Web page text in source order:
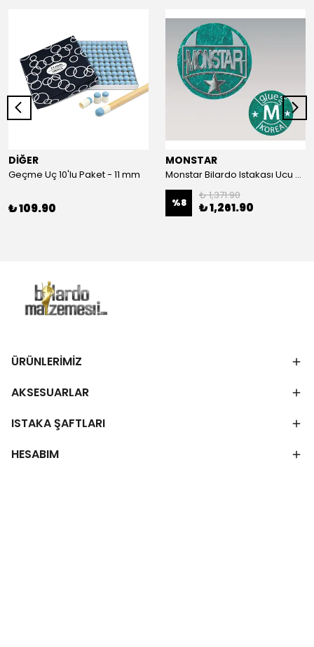
DİĞER
Geçme Uç 10'lu Paket - 11 mm
₺ 109.90
MONSTAR
Monstar Bilardo Istakası Ucu Yeşil-M
%8
₺ 1,371.90
₺ 1,261.90
ÜRÜNLERİMİZ
AKSESUARLAR
ISTAKA ŞAFTLARI
HESABIM